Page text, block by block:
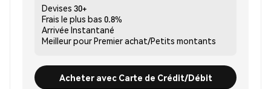
Devises 30+
Frais le plus bas 0.8%
Arrivée Instantané
Meilleur pourPremier achat/Petits montants
Acheter avec Carte de Crédit/Débit